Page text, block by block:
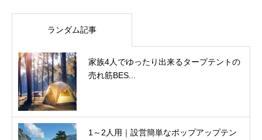
ランダム記事
家族4人でゆったり出来るタープテントの
売れ筋BES...
1～2人用｜設営簡単なポップアップテン